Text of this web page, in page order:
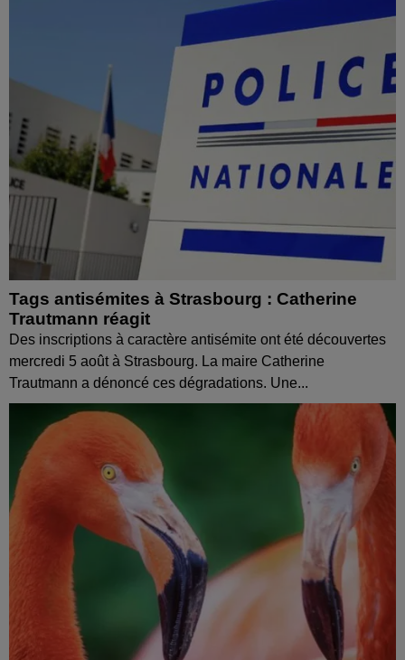
Tags antisémites à Strasbourg : Catherine
Trautmann réagit
Des inscriptions à caractère antisémite ont été découvertes
mercredi 5 août à Strasbourg. La maire Catherine
Trautmann a dénoncé ces dégradations. Une...